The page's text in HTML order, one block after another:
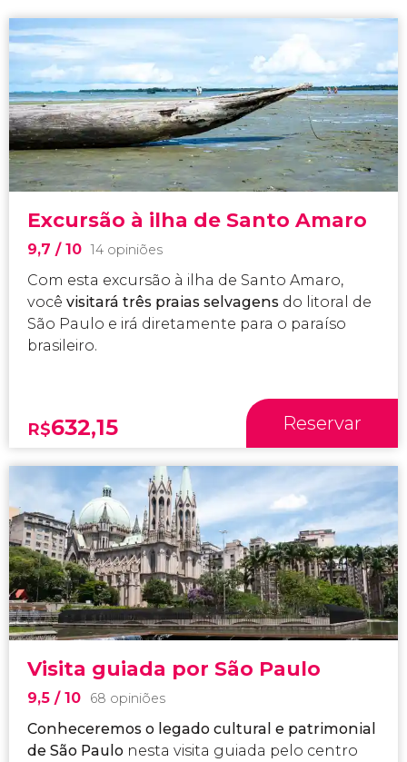
Excursão à ilha de Santo Amaro
9,7 / 10 14 opiniões
Com esta excursão à ilha de Santo Amaro,
você visitará três praias selvagens do litoral de
São Paulo e irá diretamente para o paraíso
brasileiro.
R$632,15 Reservar
Visita guiada por São Paulo
9,5 / 10 68 opiniões
Conheceremos o legado cultural e patrimonial
de São Paulo nesta visita guiada pelo centro